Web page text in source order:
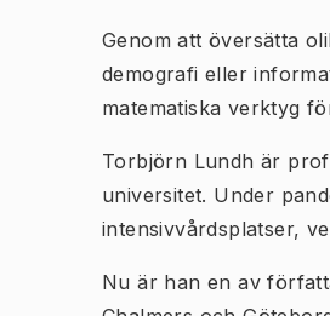
Genom att översätta
demografi eller
matematiska verktyg
Torbjörn Lundh är
universitet. Under
intensivvårdsplatser,
Nu är han en av